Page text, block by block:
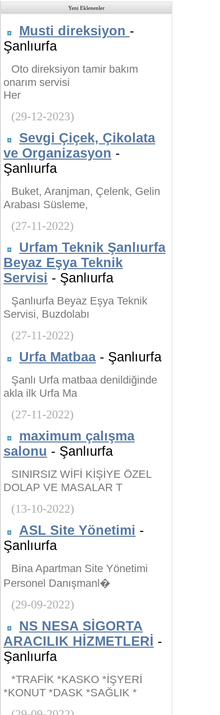
Yeni Eklenenler
Musti direksiyon -
Şanlıurfa
Oto direksiyon tamir bakım
onarım servisi
Her
(29-12-2023)
Sevgi Çiçek, Çikolata
ve Organizasyon -
Şanlıurfa
Buket, Aranjman, Çelenk, Gelin
Arabası Süsleme,
(27-11-2022)
Urfam Teknik Şanlıurfa
Beyaz Eşya Teknik
Servisi - Şanlıurfa
Şanlıurfa Beyaz Eşya Teknik
Servisi, Buzdolabı
(27-11-2022)
Urfa Matbaa- Şanlıurfa
Şanlı Urfa matbaa denildiğinde
akla ilk Urfa Ma
(27-11-2022)
maximum çalışma
salonu - Şanlıurfa
SINIRSIZ WİFİ KİŞİYE ÖZEL
DOLAP VE MASALAR T
(13-10-2022)
ASL Site Yönetimi -
Şanlıurfa
Bina Apartman Site Yönetimi
Personel Danışmanl�
(29-09-2022)
NS NESA SİGORTA
ARACILIK HİZMETLERİ -
Şanlıurfa
*TRAFİK *KASKO *İŞYERİ
*KONUT *DASK *SAĞLIK *